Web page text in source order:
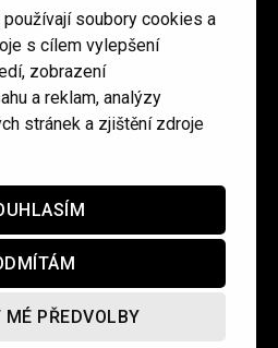
soubory cookies a
s cílem vylepšení
zobrazení
a reklam, analýzy
stránek a zjištění zdroje
MÉ PŘEDVOLBY
/ Obchodní podmínky